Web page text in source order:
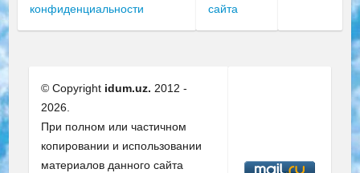
конфиденциальности
сайта
© Copyright idum.uz. 2012 -
2026.
При полном или частичном
копировании и использовании
материалов данного сайта